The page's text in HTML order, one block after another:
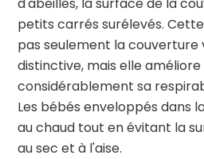
d'abeilles, la surface de la
petits carrés surélevés.
pas seulement la couverture
distinctive, mais elle améliore
considérablement sa
Les bébés enveloppés dans
au chaud tout en évitant la
au sec et à l'aise.